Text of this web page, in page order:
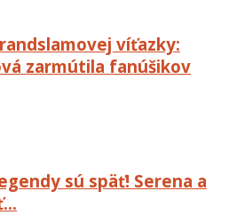
víťazky:
zarmútila fanúšikov
sú späť! Serena a